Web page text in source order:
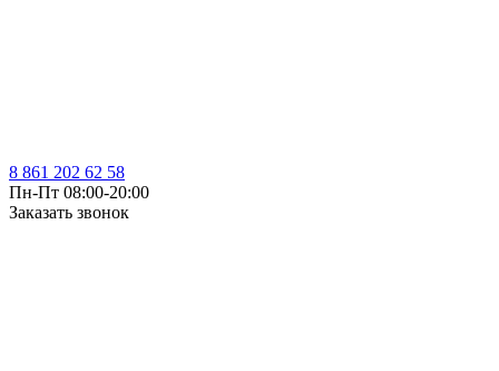
8 861 202 62 58
Пн-Пт 08:00-20:00
Заказать звонок